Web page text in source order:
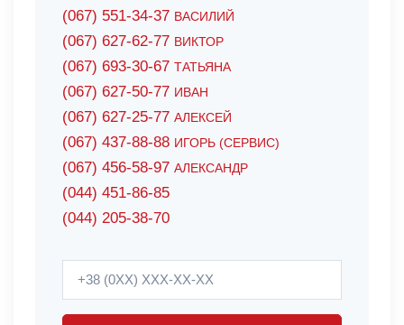
(067) 551-34-37 ВАСИЛИЙ
(067) 627-62-77 ВИКТОР
(067) 693-30-67 ТАТЬЯНА
(067) 627-50-77 ИВАН
(067) 627-25-77 АЛЕКСЕЙ
(067) 437-88-88 ИГОРЬ (СЕРВИС)
(067) 456-58-97 АЛЕКСАНДР
(044) 451-86-85
(044) 205-38-70